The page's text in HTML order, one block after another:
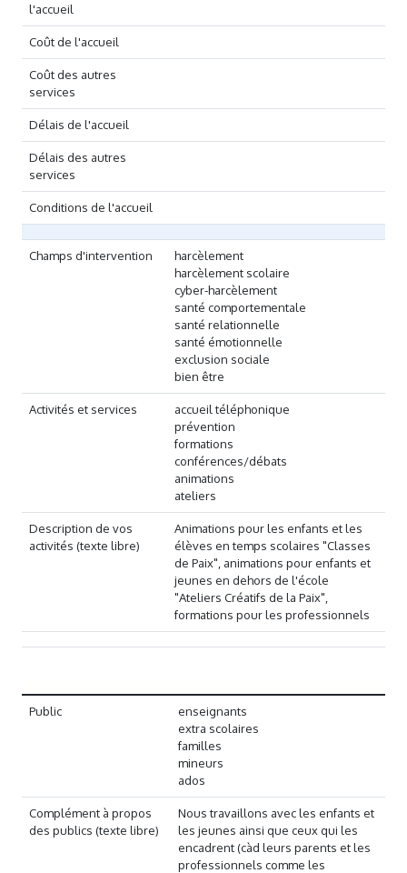
l'accueil
Coût de l'accueil
Coût des autres
services
Délais de l'accueil
Délais des autres
services
Conditions de l'accueil
Champs d'intervention
harcèlement
harcèlement scolaire
cyber-harcèlement
santé comportementale
santé relationnelle
santé émotionnelle
exclusion sociale
bien être
Activités et services
accueil téléphonique
prévention
formations
conférences/débats
animations
ateliers
Description de vos
activités (texte libre)
Animations pour les enfants et les
élèves en temps scolaires "Classes
de Paix", animations pour enfants et
jeunes en dehors de l'école
"Ateliers Créatifs de la Paix",
formations pour les professionnels
Public
enseignants
extra scolaires
familles
mineurs
ados
Complément à propos
des publics (texte libre)
Nous travaillons avec les enfants et
les jeunes ainsi que ceux qui les
encadrent (càd leurs parents et les
professionnels comme les